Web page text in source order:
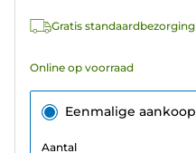
beoordelingen
Gratis standaardbezorging
Online op voorraad
Eenmalige aankoop
Aantal